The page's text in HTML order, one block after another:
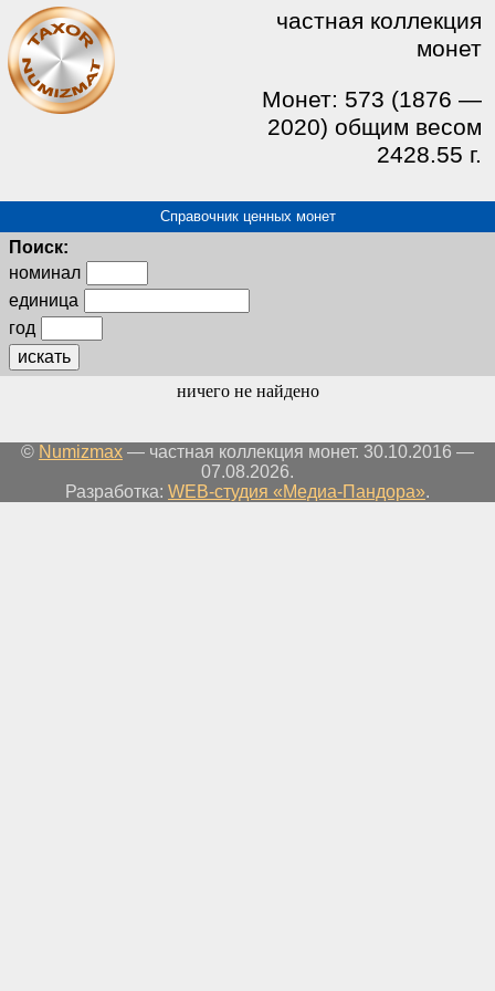
частная коллекция
монет
Монет: 573 (1876 —
2020) общим весом
2428.55 г.
Справочник ценных монет
Поиск:
номинал
единица
год
искать
ничего не найдено
© Numizmax — частная коллекция монет. 30.10.2016 —
07.08.2026.
Разработка: WEB-студия «Медиа-Пандора».